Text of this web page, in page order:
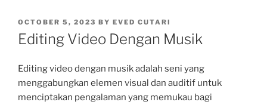
POSTED
ON
OCTOBER 5, 2023 BY EVED CUTARI
Editing Video Dengan Musik
Editing video dengan musik adalah seni yang
menggabungkan elemen visual dan auditif untuk
menciptakan pengalaman yang memukau bagi